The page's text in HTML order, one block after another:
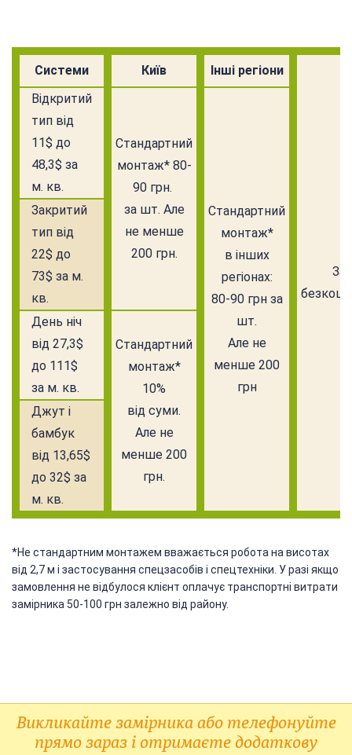
Системи Київ Інші регіони
Відкритий
тип від
11$ до
48,3$ за
м. кв.
Стандартний
монтаж* 80-
90 грн.
за шт. Але
не менше
200 грн.
Стандартний
монтаж*
в інших
регіонах:
80-90 грн за
шт.
Але не
менше 200
грн
Закритий
тип від
22$ до
73$ за м.
кв.
День ніч
від 27,3$
до 111$
за м. кв.
Стандартний
монтаж*
10%
від суми.
Але не
менше 200
грн.
Джут і
бамбук
від 13,65$
до 32$ за
м. кв.
*Не стандартним монтажем вважається робота на висотах
від 2,7 м і застосування спецзасобів і спецтехніки. У разі якщо
замовлення не відбулося клієнт оплачує транспортні витрати
замірника 50-100 грн залежно від району.
Викликайте замірника або телефонуйте
прямо зараз і отримаєте додаткову